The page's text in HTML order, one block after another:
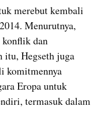
merebut kembali
Menurutnya,
konflik dan
itu, Hegseth juga
komitmennya
Eropa untuk
termasuk dalam